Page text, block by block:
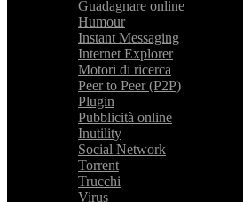
Guadagnare online
Humour
Instant Messaging
Internet Explorer
Motori di ricerca
Peer to Peer (P2P)
Plugin
Pubblicità online
Inutility
Social Network
Torrent
Trucchi
Virus